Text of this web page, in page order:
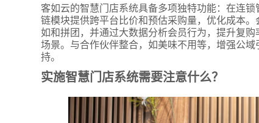
客如云的智慧门店系统具备多项独特功能：在连
链模块提供跨平台比价和预估采购量，优化成本
如和拼团，并通过大数据分析会员行为，提升复
场景。与合作伙伴整合，如美味不用等，增强公
持。
实施智慧门店系统需要注意什么？